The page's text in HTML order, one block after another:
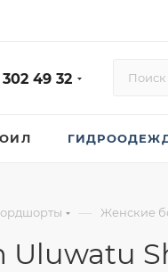
49 32
— Женские
Uluwatu